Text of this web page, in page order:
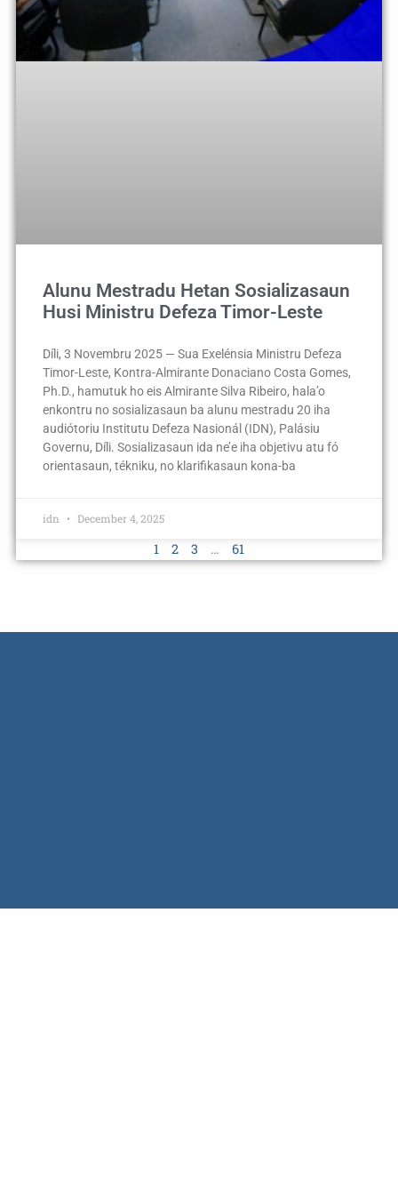
Alunu Mestradu Hetan Sosializasaun
Husi Ministru Defeza Timor-Leste
Díli, 3 Novembru 2025 — Sua Exelénsia Ministru Defeza
Timor-Leste, Kontra-Almirante Donaciano Costa Gomes,
Ph.D., hamutuk ho eis Almirante Silva Ribeiro, hala’o
enkontru no sosializasaun ba alunu mestradu 20 iha
audiótoriu Institutu Defeza Nasionál (IDN), Palásiu
Governu, Díli. Sosializasaun ida ne’e iha objetivu atu fó
orientasaun, tékniku, no klarifikasaun kona-ba
idn December 4, 2025
1 2 3 … 61